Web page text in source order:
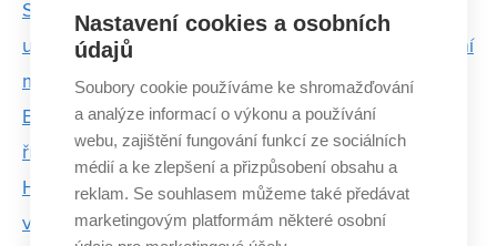
Studenti VUT a MUNI pracují s geneticky
upravenými bakteriemi. Projekt přihlásili do prestižní
mezinárodní soutěže
Baví mě zjišťovat, proč věci fungují tak, jak fungují,
říká oceněný doktorand z FIT VUT
Houstone, máme projekt! Doktorandi chystají první
vývoj CubeSatu na VUT
Nastavení cookies a osobních
údajů
Soubory cookie používáme ke shromažďování
a analýze informací o výkonu a používání
webu, zajištění fungování funkcí ze sociálních
médií a ke zlepšení a přizpůsobení obsahu a
reklam. Se souhlasem můžeme také předávat
marketingovým platformám některé osobní